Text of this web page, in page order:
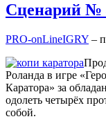
Сценарий №
PRO-onLineIGRY –
Роланда в игре
Каратора» за
одолеть четырёх
собой.